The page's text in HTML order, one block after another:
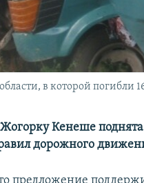
в которой погибли
Кенеше
дорожного